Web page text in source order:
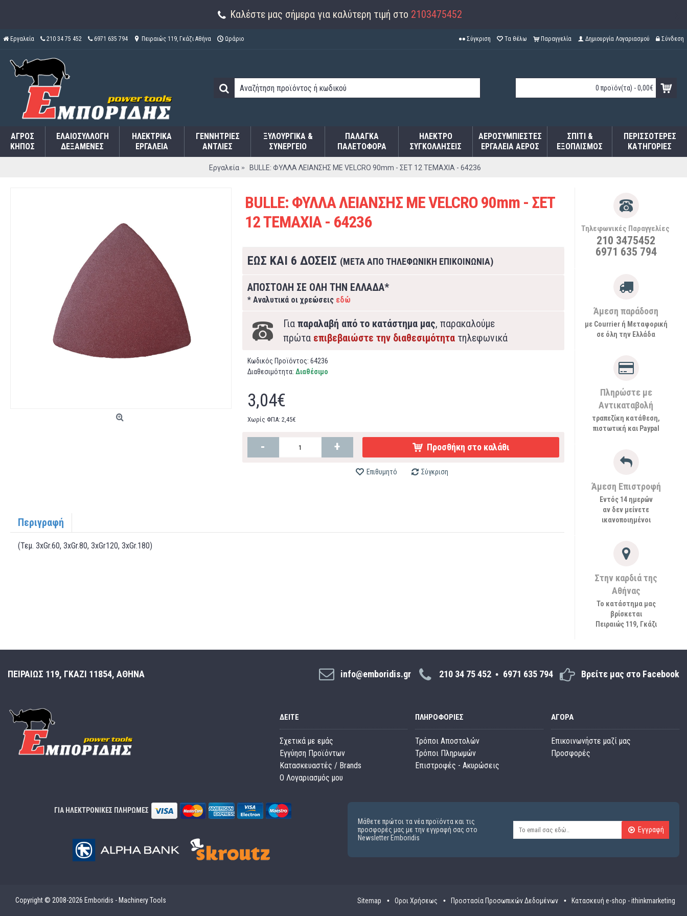
Καλέστε μας σήμερα για καλύτερη τιμή στο 2103475452
Εργαλεία 210 34 75 452 6971 635 794 Πειραιώς 119, Γκάζι Αθήνα Ωράριο Σύγκριση Τα θέλω Παραγγελία Δημιουργία Λογαριασμού Σύνδεση
0 προϊόν(τα) - 0,00€
ΑΓΡΌΣ
ΚΉΠΟΣ
ΕΛΑΙΟΣΥΛΛΟΓΉ
ΔΕΞΑΜΕΝΈΣ
ΗΛΕΚΤΡΙΚΆ
ΕΡΓΑΛΕΊΑ
ΓΕΝΝΉΤΡΙΕΣ
ΑΝΤΛΊΕΣ
ΞΥΛΟΥΡΓΙΚΑ &
ΣΥΝΕΡΓΕΙΟ
ΠΑΛΆΓΚΑ
ΠΑΛΕΤΟΦΌΡΑ
ΗΛΕΚΤΡΟ
ΣΥΓΚΟΛΛΉΣΕΙΣ
ΑΕΡΟΣΥΜΠΙΕΣΤΈΣ
ΕΡΓΑΛΕΊΑ ΑΈΡΟΣ
ΣΠΊΤΙ &
ΕΞΟΠΛΙΣΜΌΣ
ΠΕΡΙΣΣΌΤΕΡΕΣ
ΚΑΤΗΓΟΡΊΕΣ
Εργαλεία BULLE: ΦΥΛΛΑ ΛΕΙΑΝΣΗΣ ΜΕ VELCRO 90mm - ΣΕΤ 12 ΤΕΜΑΧΙΑ - 64236
Τηλεφωνικές Παραγγελίες
210 3475452
6971 635 794
Άμεση παράδοση
με Courrier ή Μεταφορική
σε όλη την Ελλάδα
Πληρώστε με
Αντικαταβολή
τραπεζίκη κατάθεση,
πιστωτική και Paypal
Άμεση Επιστροφή
Εντός 14 ημερών
αν δεν μείνετε
ικανοποιημένοι
Στην καρδιά της
Αθήνας
Το κατάστημα μας
βρίσκεται
Πειραιώς 119, Γκάζι
BULLE: ΦΥΛΛΑ ΛΕΙΑΝΣΗΣ ΜΕ VELCRO 90mm - ΣΕΤ
12 ΤΕΜΑΧΙΑ - 64236
ΕΩΣ ΚΑΙ 6 ΔΟΣΕΙΣ (ΜΕΤΑ ΑΠΟ ΤΗΛΕΦΩΝΙΚΗ ΕΠΙΚΟΙΝΩΝΙΑ)
ΑΠΟΣΤΟΛΗ ΣΕ ΟΛΗ ΤΗΝ ΕΛΛΑΔΑ*
* Αναλυτικά οι χρεώσεις εδώ
Για παραλαβή από το κατάστημα μας, παρακαλούμε
πρώτα επιβεβαιώστε την διαθεσιμότητατηλεφωνικά
Κωδικός Προϊόντος: 64236
Διαθεσιμότητα: Διαθέσιμο
3,04€
Χωρίς ΦΠΑ: 2,45€
- + Προσθήκη στο καλάθι
Επιθυμητό Σύγκριση
Περιγραφή
(Τεμ. 3xGr.60, 3xGr.80, 3xGr120, 3xGr.180)
ΠΕΙΡΑΙΩΣ 119, ΓΚΑΖΙ 11854, ΑΘΗΝΑ info@emboridis.gr 210 34 75 452 6971 635 794 Βρείτε μας στο Facebook
ΔΕΊΤΕ
Σχετικά με εμάς
Εγγύηση Προϊόντων
Κατασκευαστές / Brands
O Λογαριασμός μου
ΠΛΗΡΟΦΟΡΊΕΣ
Τρόποι Αποστολών
Τρόποι Πληρωμών
Επιστροφές - Ακυρώσεις
ΑΓΟΡΆ
Επικοινωνήστε μαζί μας
Προσφορές
ΓΙΑ ΗΛΕΚΤΡΟΝΙΚΕΣ ΠΛΗΡΩΜΕΣ
Μάθετε πρώτοι τα νέα προϊόντα και τις
προσφορές μας με την εγγραφή σας στο
Newsletter Emboridis
Εγγραφή
Copyright © 2008-2026 Emboridis - Machinery Tools Sitemap Οροι Χρήσεως Προστασία Προσωπικών Δεδομένων Κατασκευή e-shop - ithinkmarketing